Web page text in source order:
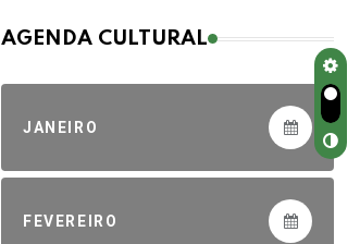
AGENDA CULTURAL
JANEIRO
FEVEREIRO